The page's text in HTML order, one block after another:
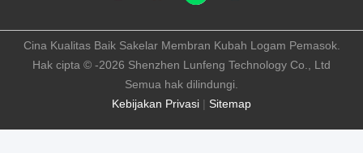
Kebijakan Privasi | Sitemap
Cina Kualitas Baik Sakelar Membran Kubah Logam Pemasok.
Hak cipta © -2026 Shenzhen Lunfeng Technology Co., Ltd
Semua hak dilindungi.